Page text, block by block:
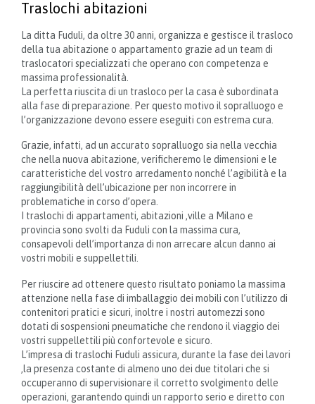
Traslochi abitazioni
La ditta Fuduli, da oltre 30 anni, organizza e gestisce il trasloco
della tua abitazione o appartamento grazie ad un team di
traslocatori specializzati che operano con competenza e
massima professionalità.
La perfetta riuscita di un trasloco per la casa è subordinata
alla fase di preparazione. Per questo motivo il sopralluogo e
l’organizzazione devono essere eseguiti con estrema cura.
Grazie, infatti, ad un accurato sopralluogo sia nella vecchia
che nella nuova abitazione, verificheremo le dimensioni e le
caratteristiche del vostro arredamento nonché l’agibilità e la
raggiungibilità dell’ubicazione per non incorrere in
problematiche in corso d’opera.
I traslochi di appartamenti, abitazioni ,ville a Milano e
provincia sono svolti da Fuduli con la massima cura,
consapevoli dell’importanza di non arrecare alcun danno ai
vostri mobili e suppellettili.
Per riuscire ad ottenere questo risultato poniamo la massima
attenzione nella fase di imballaggio dei mobili con l’utilizzo di
contenitori pratici e sicuri, inoltre i nostri automezzi sono
dotati di sospensioni pneumatiche che rendono il viaggio dei
vostri suppellettili più confortevole e sicuro.
L’impresa di traslochi Fuduli assicura, durante la fase dei lavori
,la presenza costante di almeno uno dei due titolari che si
occuperanno di supervisionare il corretto svolgimento delle
operazioni, garantendo quindi un rapporto serio e diretto con